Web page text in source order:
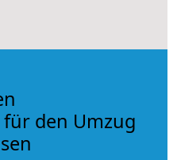
den Umzug